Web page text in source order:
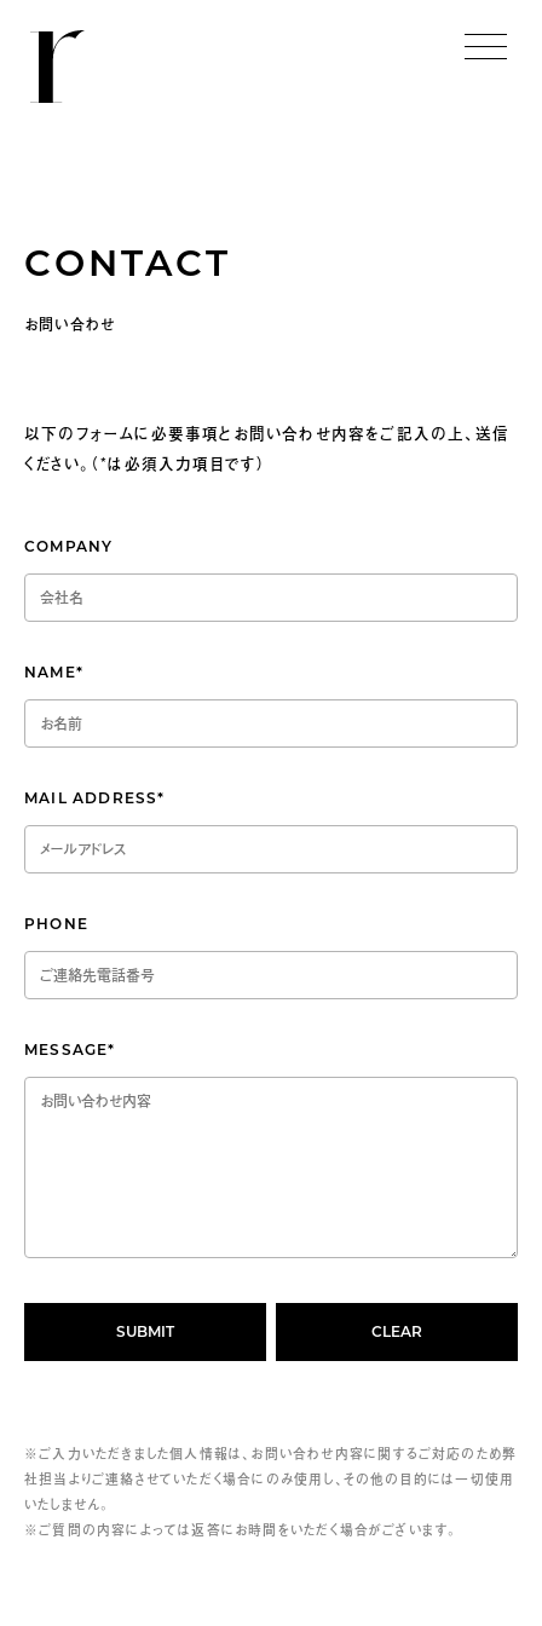
CONTACT
お問い合わせ
以下のフォームに必要事項とお問い合わせ内容をご記入の上、送信
ください。（*は必須入力項目です）
COMPANY
NAME*
MAIL ADDRESS*
PHONE
MESSAGE*
※ご入力いただきました個人情報は、お問い合わせ内容に関するご対応のため弊
社担当よりご連絡させていただく場合にのみ使用し、その他の目的には一切使用
いたしません。
※ご質問の内容によっては返答にお時間をいただく場合がございます。